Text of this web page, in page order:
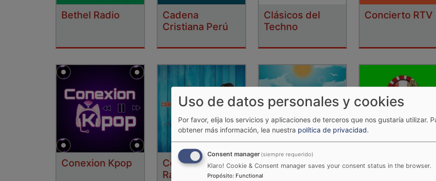
Bethel Radio
Cadena
Cristiana Perú
Clásicos del
Techno
Concierto RTV
Conexion Kpop
Corporación
Radial E&L
Cumbia Radio Cumbia Total
Uso de datos personales y cookies
Por favor, elija los servicios y aplicaciones de terceros que nos gustaría utilizar.
obtener más información, lea nuestra política de privacidad.
Consent manager (siempre requerido)
Klaro! Cookie & Consent manager saves your consent status in the browser.
Propósito: Functional